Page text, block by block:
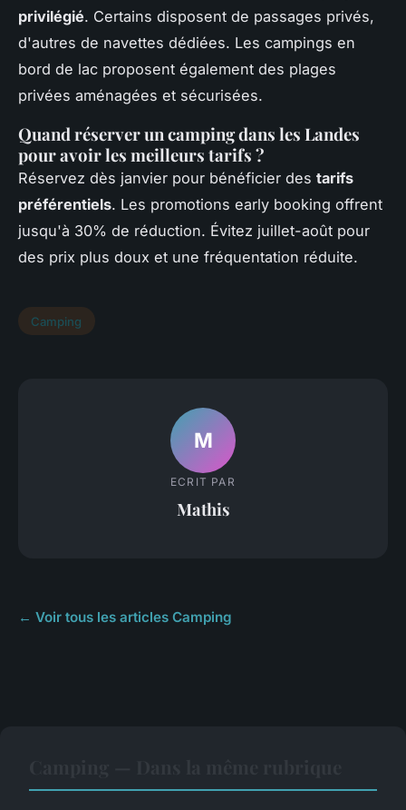
privilégié. Certains disposent de passages privés,
d'autres de navettes dédiées. Les campings en
bord de lac proposent également des plages
privées aménagées et sécurisées.
Quand réserver un camping dans les Landes
pour avoir les meilleurs tarifs ?
Réservez dès janvier pour bénéficier des tarifs
préférentiels. Les promotions early booking offrent
jusqu'à 30% de réduction. Évitez juillet-août pour
des prix plus doux et une fréquentation réduite.
Camping
M
ECRIT PAR
Mathis
← Voir tous les articles Camping